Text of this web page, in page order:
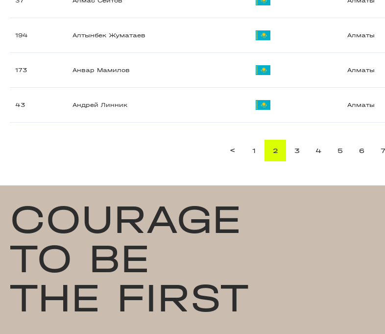
194 Алтынбек Жуматаев Алматы
173 Анвар Мамилов Алматы
43 Андрей Линник Алматы
< 1 2 3 4 5 6 7
COURAGE
TO BE
THE FIRST